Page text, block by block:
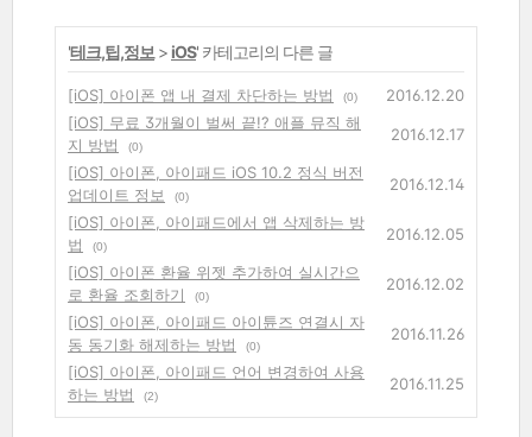
'테크,팁,정보 > iOS' 카테고리의 다른 글
[iOS] 아이폰 앱 내 결제 차단하는 방법 (0)
2016.12.20
[iOS] 무료 3개월이 벌써 끝!? 애플 뮤직 해
지 방법
(0)
2016.12.17
[iOS] 아이폰, 아이패드 iOS 10.2 정식 버전
업데이트 정보
(0)
2016.12.14
[iOS] 아이폰, 아이패드에서 앱 삭제하는 방
법
(0)
2016.12.05
[iOS] 아이폰 환율 위젯 추가하여 실시간으
로 환율 조회하기
(0)
2016.12.02
[iOS] 아이폰, 아이패드 아이튠즈 연결시 자
동 동기화 해제하는 방법
(0)
2016.11.26
[iOS] 아이폰, 아이패드 언어 변경하여 사용
하는 방법
(2)
2016.11.25